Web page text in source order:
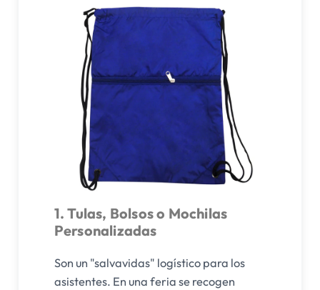
1. Tulas, Bolsos o Mochilas
Personalizadas
Son un "salvavidas" logístico para los
asistentes. En una feria se recogen